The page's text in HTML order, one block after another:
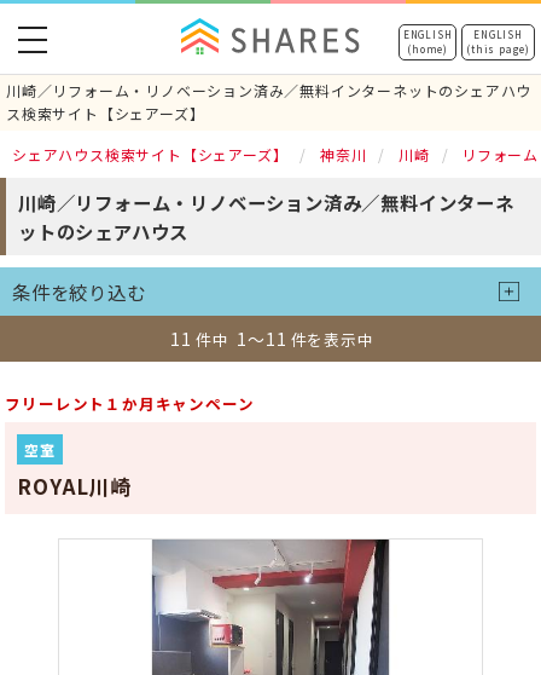
ENGLISH
(home)
ENGLISH
(this page)
川崎／リフォーム・リノベーション済み／無料インターネットのシェアハウ
ス検索サイト【シェアーズ】
toggle
navigation
シェアハウス検索サイト【シェアーズ】 神奈川 川崎 リフォー
川崎／リフォーム・リノベーション済み／無料インターネ
ットのシェアハウス
条件を絞り込む
11 件中 1～11 件を表示中
フリーレント１か月キャンペーン
空室
ROYAL川崎